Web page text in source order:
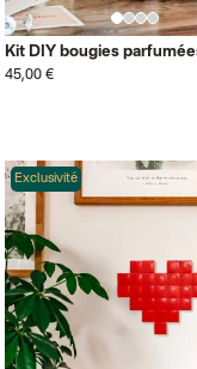
Kit DIY bougies
45,00 €
Exclusivité